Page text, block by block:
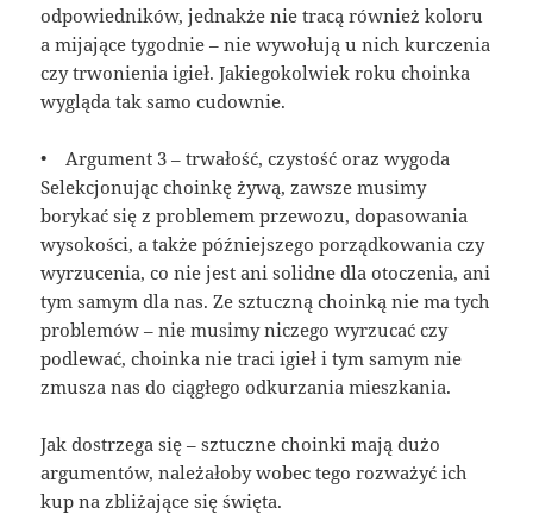
odpowiedników, jednakże nie tracą również koloru
a mijające tygodnie – nie wywołują u nich kurczenia
czy trwonienia igieł. Jakiegokolwiek roku choinka
wygląda tak samo cudownie.
• Argument 3 – trwałość, czystość oraz wygoda
Selekcjonując choinkę żywą, zawsze musimy
borykać się z problemem przewozu, dopasowania
wysokości, a także późniejszego porządkowania czy
wyrzucenia, co nie jest ani solidne dla otoczenia, ani
tym samym dla nas. Ze sztuczną choinką nie ma tych
problemów – nie musimy niczego wyrzucać czy
podlewać, choinka nie traci igieł i tym samym nie
zmusza nas do ciągłego odkurzania mieszkania.
Jak dostrzega się – sztuczne choinki mają dużo
argumentów, należałoby wobec tego rozważyć ich
kup na zbliżające się święta.